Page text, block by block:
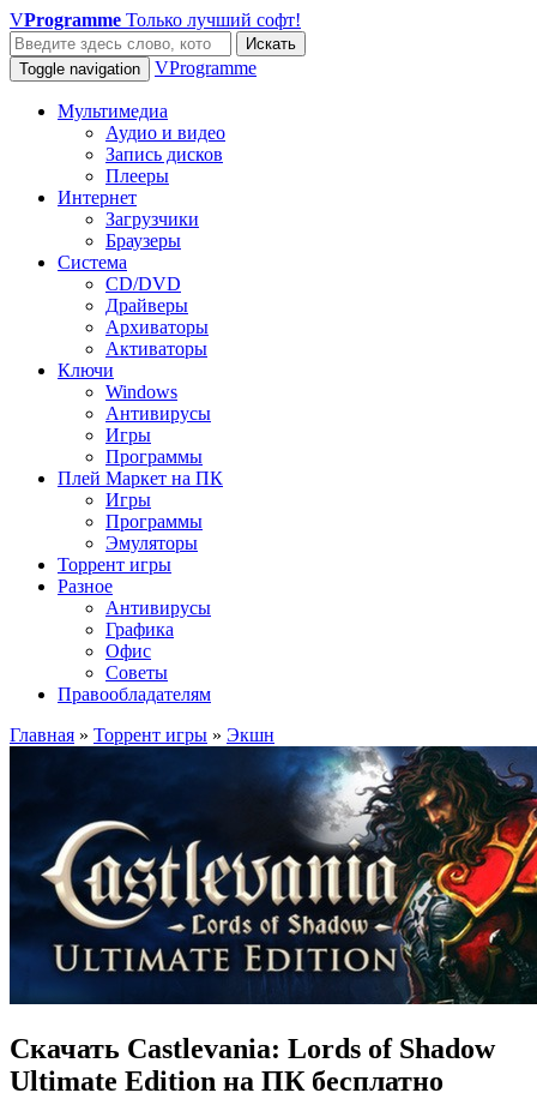
VProgramme Только лучший софт!
Искать
Toggle navigation
VProgramme
Мультимедиа
Аудио и видео
Запись дисков
Плееры
Интернет
Загрузчики
Браузеры
Система
CD/DVD
Драйверы
Архиваторы
Активаторы
Ключи
Windows
Антивирусы
Игры
Программы
Плей Маркет на ПК
Игры
Программы
Эмуляторы
Торрент игры
Разное
Антивирусы
Графика
Офис
Советы
Правообладателям
Главная » Торрент игры » Экшн
Скачать Castlevania: Lords of Shadow
Ultimate Edition на ПК бесплатно